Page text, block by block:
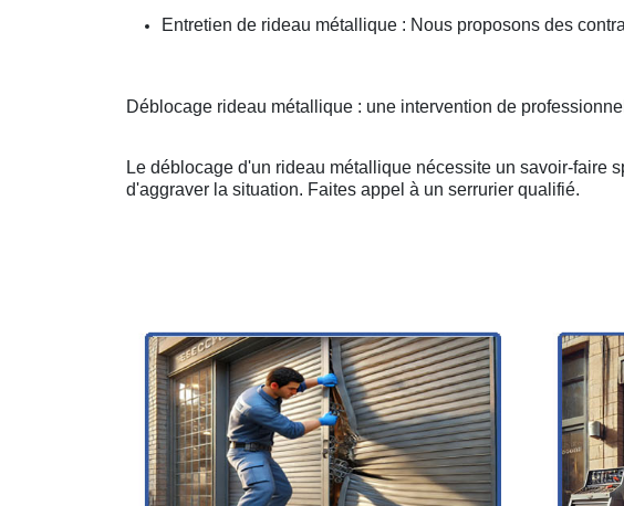
Entretien de rideau métallique : Nous proposons des
Déblocage rideau métallique : une intervention de
Le déblocage d'un rideau métallique nécessite un savoir-faire
d'aggraver la situation. Faites appel à un serrurier qualifié.